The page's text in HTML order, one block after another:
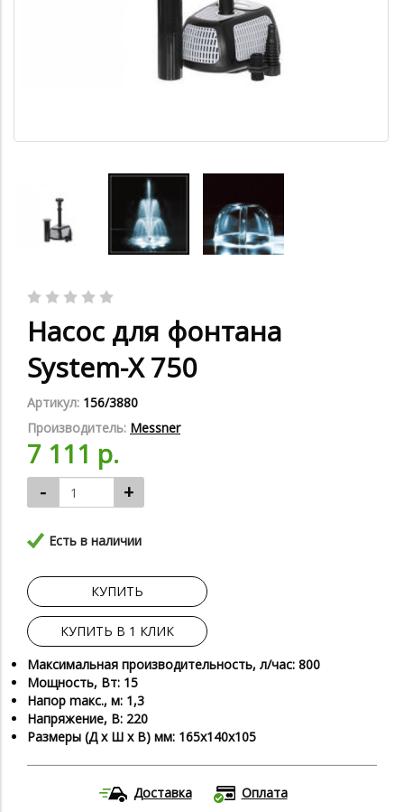
Насос для фонтана
System-X 750
Артикул: 156/3880
Производитель: Messner
7 111 р.
- +
Есть в наличии
КУПИТЬ
КУПИТЬ В 1 КЛИК
Максимальная производительность, л/час: 800
Мощность, Вт: 15
Напор maкс., м: 1,3
Напряжение, В: 220
Размеры (Д х Ш х В) мм: 165х140х105
Доставка Оплата